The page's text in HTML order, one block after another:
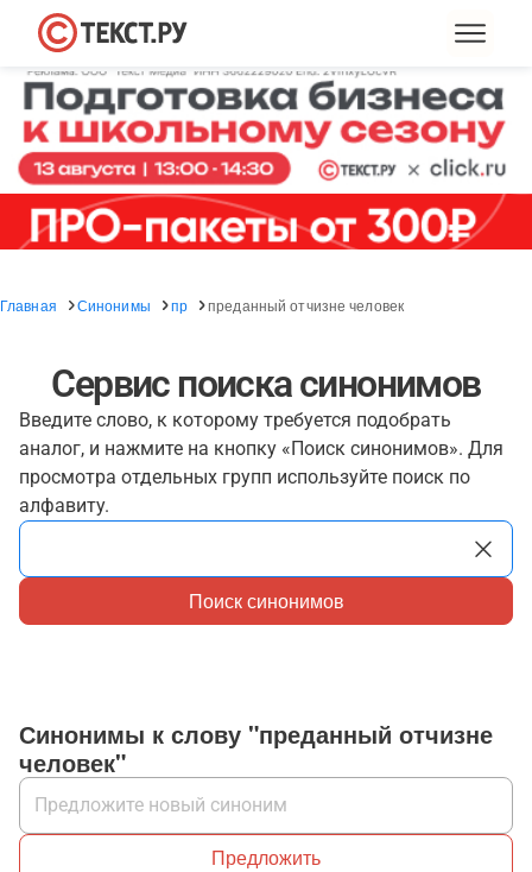
Главная Синонимы пр преданный отчизне человек
Сервис поиска синонимов
Введите слово, к которому требуется подобрать
аналог, и нажмите на кнопку «Поиск синонимов». Для
просмотра отдельных групп используйте поиск по
алфавиту.
Поиск синонимов
Синонимы к слову "преданный отчизне
человек"
Предложить